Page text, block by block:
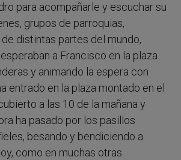
para acompañarle y escuchar su
grupos de parroquias,
distintas partes del mundo,
a Francisco en la plaza
y animando la espera con
entrado en la plaza montado en el
a las 10 de la mañana y
ha pasado por los pasillos
besando y bendiciendo a
como en muchas otras